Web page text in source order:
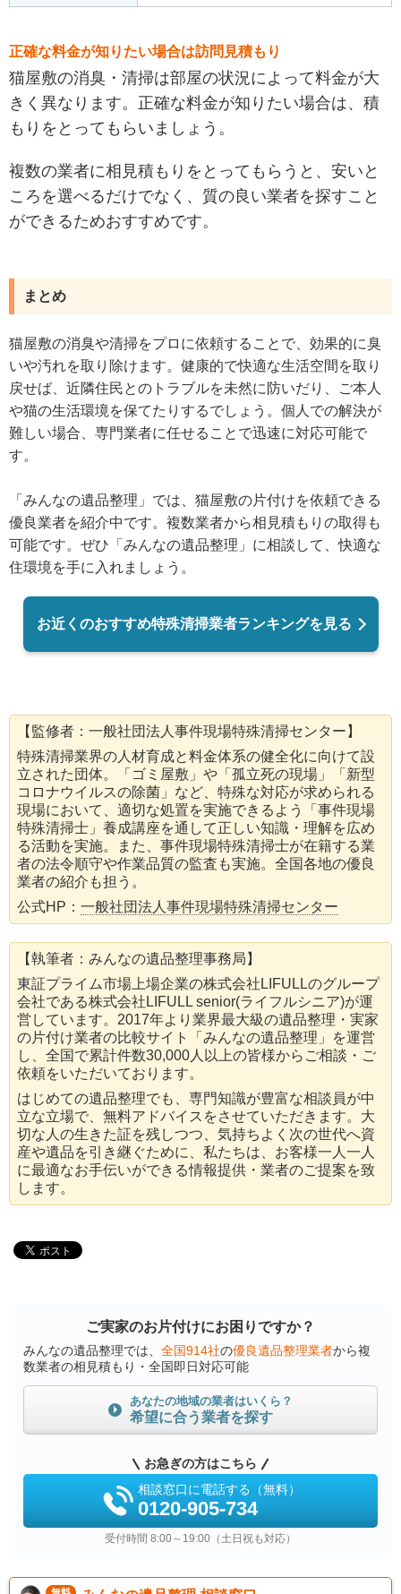
正確な料金が知りたい場合は訪問見積もり
猫屋敷の消臭・清掃は部屋の状況によって料金が大
きく異なります。正確な料金が知りたい場合は、積
もりをとってもらいましょう。
複数の業者に相見積もりをとってもらうと、安いと
ころを選べるだけでなく、質の良い業者を探すこと
ができるためおすすめです。
まとめ
猫屋敷の消臭や清掃をプロに依頼することで、効果的に臭
いや汚れを取り除けます。健康的で快適な生活空間を取り
戻せば、近隣住民とのトラブルを未然に防いだり、ご本人
や猫の生活環境を保てたりするでしょう。個人での解決が
難しい場合、専門業者に任せることで迅速に対応可能で
す。
「みんなの遺品整理」では、猫屋敷の片付けを依頼できる
優良業者を紹介中です。複数業者から相見積もりの取得も
可能です。ぜひ「みんなの遺品整理」に相談して、快適な
住環境を手に入れましょう。
お近くのおすすめ特殊清掃業者ランキングを見る
【監修者：一般社団法人事件現場特殊清掃センター】
特殊清掃業界の人材育成と料金体系の健全化に向けて設
立された団体。「ゴミ屋敷」や「孤立死の現場」「新型
コロナウイルスの除菌」など、特殊な対応が求められる
現場において、適切な処置を実施できるよう「事件現場
特殊清掃士」養成講座を通して正しい知識・理解を広め
る活動を実施。また、事件現場特殊清掃士が在籍する業
者の法令順守や作業品質の監査も実施。全国各地の優良
業者の紹介も担う。
公式HP： 一般社団法人事件現場特殊清掃センター
【執筆者：みんなの遺品整理事務局】
東証プライム市場上場企業の株式会社LIFULLのグループ
会社である株式会社LIFULL senior(ライフルシニア)が運
営しています。2017年より業界最大級の遺品整理・実家
の片付け業者の比較サイト「みんなの遺品整理」を運営
し、全国で累計件数30,000人以上の皆様からご相談・ご
依頼をいただいております。
はじめての遺品整理でも、専門知識が豊富な相談員が中
立な立場で、無料アドバイスをさせていただきます。大
切な人の生きた証を残しつつ、気持ちよく次の世代へ資
産や遺品を引き継ぐために、私たちは、お客様一人一人
に最適なお手伝いができる情報提供・業者のご提案を致
します。
ご実家のお片付けにお困りですか？
みんなの遺品整理では、 全国914社の優良遺品整理業者から複
数業者の相見積もり・全国即日対応可能
あなたの地域の業者はいくら？
希望に合う業者を探す
お急ぎの方はこちら
相談窓口に電話する（無料）
0120-905-734
受付時間 8:00～19:00（土日祝も対応）